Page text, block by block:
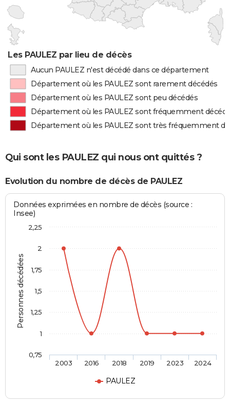
Les PAULEZ par lieu de décès
Aucun PAULEZ n'est décédé dans ce département
Département où les PAULEZ sont rarement décédés
Département où les PAULEZ sont peu décédés
Département où les PAULEZ sont fréquemment
Département où les PAULEZ sont très fréquemment
Qui sont les PAULEZ qui nous ont quittés ?
Evolution du nombre de décès de PAULEZ
Personnes décédées
Données exprimées en nombre de décès (source :
Insee)
PAULEZ
2003 2016 2018 2019 2023 2024
0,75
1
1,25
1,5
1,75
2
2,25